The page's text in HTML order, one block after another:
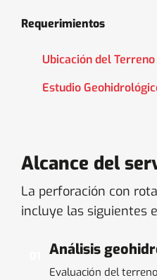
Requerimientos
Ubicación del Terreno
Estudio
Alcance del
La perforación con
incluye las siguientes
Análisis
Evaluación del